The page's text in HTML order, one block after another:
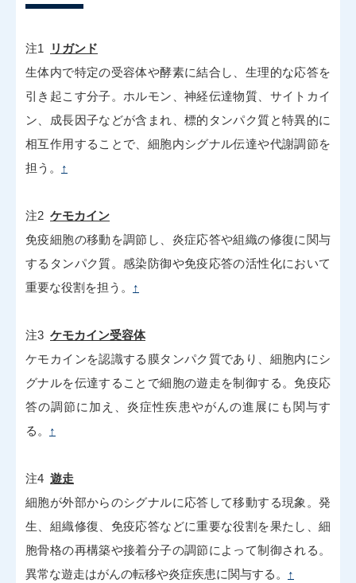
注1
リガンド
生体内で特定の受容体や酵素に結合し、生理的な応答を
引き起こす分子。ホルモン、神経伝達物質、サイトカイ
ン、成長因子などが含まれ、標的タンパク質と特異的に
相互作用することで、細胞内シグナル伝達や代謝調節を
担う。
↑
注2 ケモカイン
免疫細胞の移動を調節し、炎症応答や組織の修復に関与
するタンパク質。感染防御や免疫応答の活性化において
重要な役割を担う。
↑
注3 ケモカイン受容体
ケモカインを認識する膜タンパク質であり、細胞内にシ
グナルを伝達することで細胞の遊走を制御する。免疫応
答の調節に加え、炎症性疾患やがんの進展にも関与す
る。
↑
注4 遊走
細胞が外部からのシグナルに応答して移動する現象。発
生、組織修復、免疫応答などに重要な役割を果たし、細
胞骨格の再構築や接着分子の調節によって制御される。
異常な遊走はがんの転移や炎症疾患に関与する。
↑